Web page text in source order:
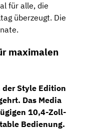
für alle, die
überzeugt. Die
maximalen
der Style Edition
Das Media
10,4-Zoll-
Bedienung.